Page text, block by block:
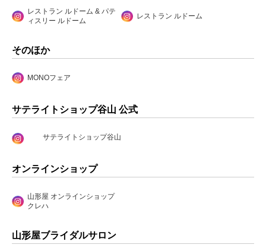
レストラン ルドーム & パテ
ィスリー ルドーム
レストラン ルドーム
そのほか
MONOフェア
サテライトショップ谷山 公式
サテライトショップ谷山
オンラインショップ
山形屋 オンラインショップ
クレハ
山形屋ブライダルサロン